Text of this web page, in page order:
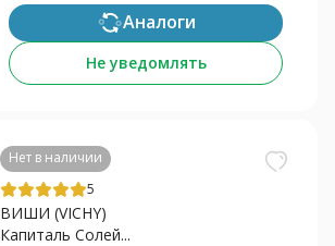
Аналоги
Не уведомлять
Нет в наличии
5
ВИШИ (VICHY)
Капиталь Солей...